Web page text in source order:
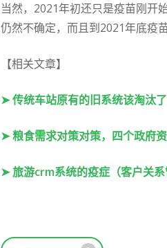
当然，2021年初还只是疫苗刚开
仍然不确定，而且到2021年底疫
【相关文章】
➤ 传统车站原有的旧系统该淘汰了
➤ 粮食需求对策对策，四个政府
➤ 旅游crm系统的疫症（客户关系